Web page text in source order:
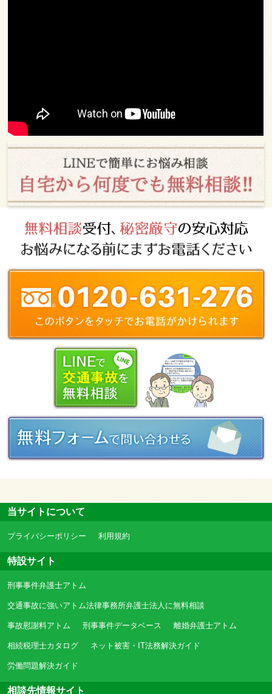
当サイトについて
プライバシーポリシー 利用規約
特設サイト
刑事事件弁護士アトム
交通事故に強いアトム法律事務所弁護士法人に無料相談
事故慰謝料アトム 刑事事件データベース 離婚弁護士アトム
相続税理士カタログ ネット被害・IT法務解決ガイド
労働問題解決ガイド
相談先情報サイト